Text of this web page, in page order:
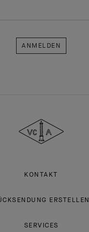
Arpels
KONTAKT
ERSTELLEN
SERVICES